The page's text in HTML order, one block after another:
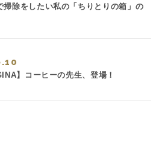
掃除をしたい私の「ちりとりの箱」の
】コーヒーの先生、登場！